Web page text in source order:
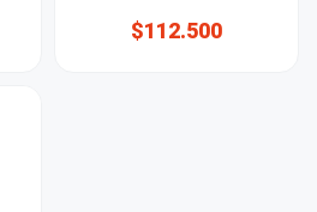
$112.500